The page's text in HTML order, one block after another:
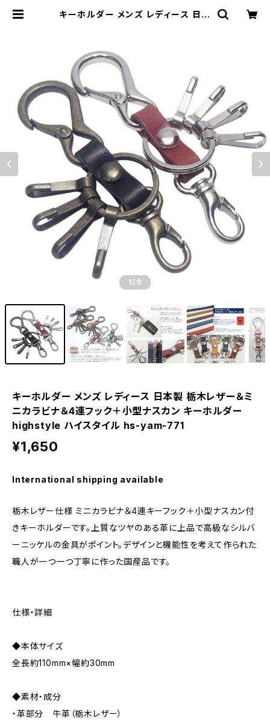
キーホルダー メンズ レディース 日本
1 | highstyle
1 /9
キーホルダー メンズ レディース 日本製 栃木レザー＆ミ
ニカラビナ＆4連フック＋小型ナスカン キーホルダー
highstyle ハイスタイル hs-yam-771
¥1,650
International shipping available
栃木レザー仕様 ミニカラビナ＆4連キーフック＋小型ナスカン付
きキーホルダーです。上質なツヤのある革に上品で高級なシルバ
ーニッケルの金具がポイント。デザインと機能性を考えて作られた
職人が一つ一つ丁寧に作った国産品です。
仕様・詳細
◆本体サイズ
全長約110mm×幅約30mm
◆素材・成分
・革部分 牛革（栃木レザー）